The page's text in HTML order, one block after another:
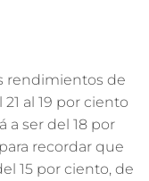
rendimientos de
al 19 por ciento
a ser del 18 por
recordar que
15 por ciento, de